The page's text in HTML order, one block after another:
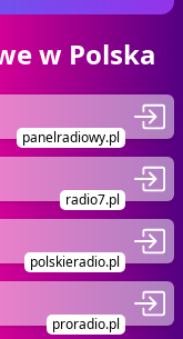
w Polska
panelradiowy.pl
radio7.pl
polskieradio.pl
proradio.pl